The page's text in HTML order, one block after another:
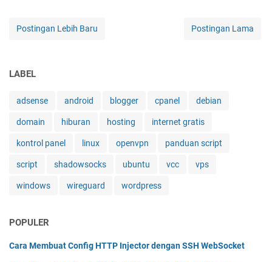
Postingan Lebih Baru Postingan Lama
LABEL
adsense android blogger cpanel debian
domain hiburan hosting internet gratis
kontrol panel linux openvpn panduan script
script shadowsocks ubuntu vcc vps
windows wireguard wordpress
POPULER
Cara Membuat Config HTTP Injector dengan SSH WebSocket